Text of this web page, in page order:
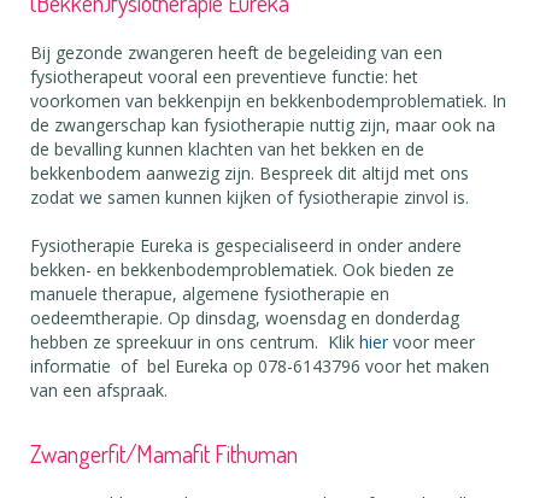
Bij gezonde zwangeren heeft de begeleiding van een
fysiotherapeut vooral een preventieve functie: het
voorkomen van bekkenpijn en bekkenbodemproblematiek. In
de zwangerschap kan fysiotherapie nuttig zijn, maar ook na
de bevalling kunnen klachten van het bekken en de
bekkenbodem aanwezig zijn. Bespreek dit altijd met ons
zodat we samen kunnen kijken of fysiotherapie zinvol is.
Fysiotherapie Eureka is gespecialiseerd in onder andere
bekken- en bekkenbodemproblematiek. Ook bieden ze
manuele therapue, algemene fysiotherapie en
oedeemtherapie. Op dinsdag, woensdag en donderdag
hebben ze spreekuur in ons centrum. Klik hiervoor meer
informatie of bel Eureka op 078-6143796 voor het maken
van een afspraak.
Zwangerfit/Mamafit Fithuman